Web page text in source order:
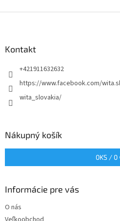
Kontakt
+421911632632
https://www.facebook.com/
wita_slovakia/
Nákupný košík
0KS / 0
Informácie pre vás
O nás